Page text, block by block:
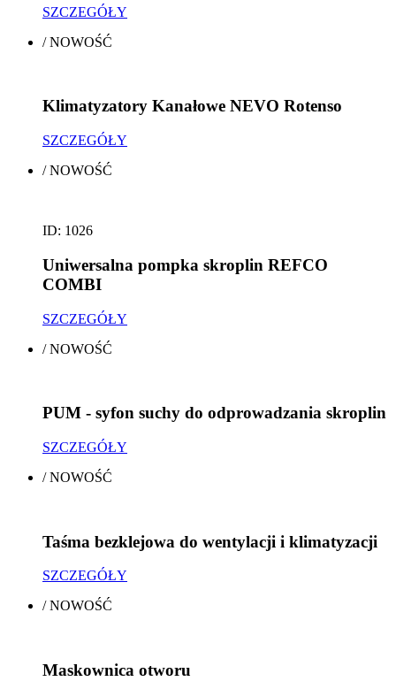
SZCZEGÓŁY
/NOWOŚĆ
Klimatyzatory Kanałowe NEVO Rotenso
SZCZEGÓŁY
/NOWOŚĆ
ID: 1026
Uniwersalna pompka skroplin REFCO
COMBI
SZCZEGÓŁY
/NOWOŚĆ
PUM - syfon suchy do odprowadzania skroplin
SZCZEGÓŁY
/NOWOŚĆ
Taśma bezklejowa do wentylacji i klimatyzacji
SZCZEGÓŁY
/NOWOŚĆ
Maskownica otworu